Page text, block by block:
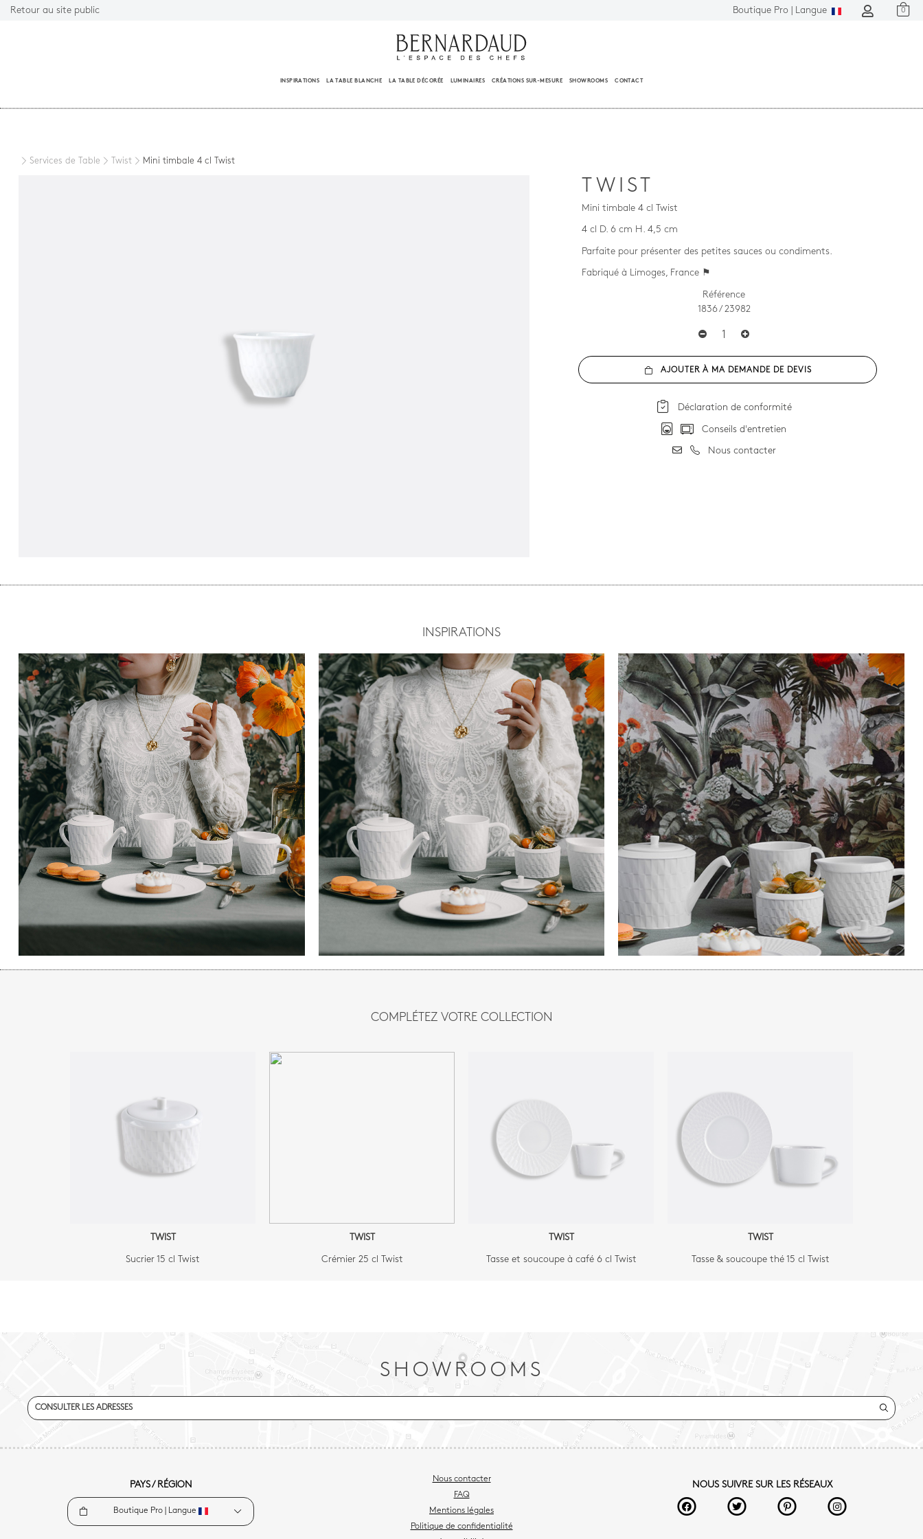
Retour au site public Boutique Pro | Langue 0
INSPIRATIONS LA TABLE BLANCHE LA TABLE DÉCORÉE LUMINAIRES CRÉATIONS SUR-MESURE SHOWROOMS CONTACT
Services de Table Twist Mini timbale 4 cl Twist
TWIST
Mini timbale 4 cl Twist
4 cl D. 6 cm H. 4,5 cm
Parfaite pour présenter des petites sauces ou condiments.
Fabriqué à Limoges, France ⚑
Référence
1836 / 23982
AJOUTER À MA DEMANDE DE DEVIS
Déclaration de conformité
Conseils d'entretien
Nous contacter
INSPIRATIONS
COMPLÉTEZ VOTRE COLLECTION
TWIST
Sucrier 15 cl Twist
TWIST
Crémier 25 cl Twist
TWIST
Tasse et soucoupe à café 6 cl Twist
TWIST
Tasse & soucoupe thé 15 cl Twist
SHOWROOMS
CONSULTER LES ADRESSES
PAYS / RÉGION
Boutique Pro | Langue
Nous contacter
FAQ
Mentions légales
Politique de confidentialité
NOUS SUIVRE SUR LES RÉSEAUX